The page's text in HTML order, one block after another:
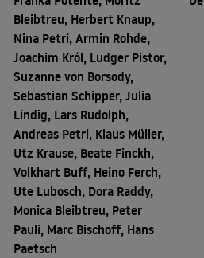
Bleibtreu, Herbert Knaup,
Nina Petri, Armin Rohde,
Joachim Król, Ludger Pistor,
Suzanne von Borsody,
Sebastian Schipper, Julia
Lindig, Lars Rudolph,
Andreas Petri, Klaus Müller,
Utz Krause, Beate Finckh,
Volkhart Buff, Heino Ferch,
Ute Lubosch, Dora Raddy,
Monica Bleibtreu, Peter
Pauli, Marc Bischoff, Hans
Paetsch